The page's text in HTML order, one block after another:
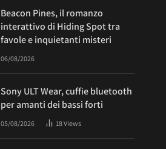
Beacon Pines, il romanzo
interattivo di Hiding Spot tra
favole e inquietanti misteri
06/08/2026
Sony ULT Wear, cuffie bluetooth
per amanti dei bassi forti
05/08/2026 18Views